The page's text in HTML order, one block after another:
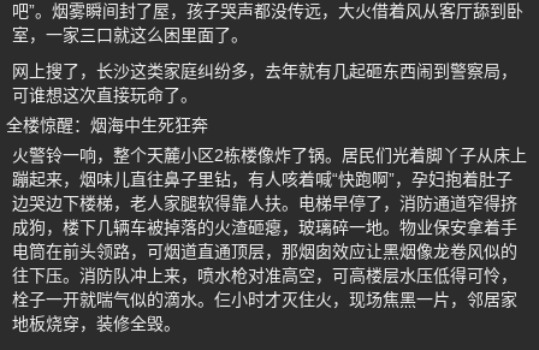
吧”。烟雾瞬间封了屋，孩子哭声都没传远，大火借着风从客厅舔到卧
室，一家三口就这么困里面了。
网上搜了，长沙这类家庭纠纷多，去年就有几起砸东西闹到警察局，
可谁想这次直接玩命了。
全楼惊醒：烟海中生死狂奔
火警铃一响，整个天麓小区2栋楼像炸了锅。居民们光着脚丫子从床上
蹦起来，烟味儿直往鼻子里钻，有人咳着喊“快跑啊”，孕妇抱着肚子
边哭边下楼梯，老人家腿软得靠人扶。电梯早停了，消防通道窄得挤
成狗，楼下几辆车被掉落的火渣砸瘪，玻璃碎一地。物业保安拿着手
电筒在前头领路，可烟道直通顶层，那烟囱效应让黑烟像龙卷风似的
往下压。消防队冲上来，喷水枪对准高空，可高楼层水压低得可怜，
栓子一开就喘气似的滴水。仨小时才灭住火，现场焦黑一片，邻居家
地板烧穿，装修全毁。